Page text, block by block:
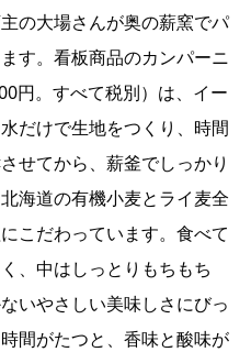
の大場さんが奥の薪窯でパ
す。看板商品のカンパーニ
円。すべて税別）は、イー
だけで生地をつくり、時間
せてから、薪釜でしっかり
海道の有機小麦とライ麦全
こだわっています。食べて
、中はしっとりもちもち
いやさしい美味しさにびっ
間がたつと、香味と酸味が